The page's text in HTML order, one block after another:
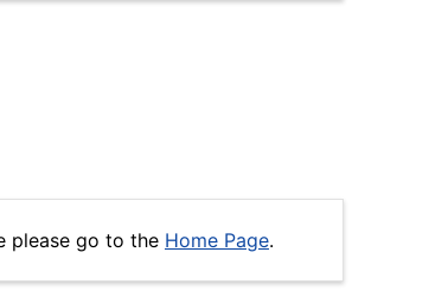
please go to the Home Page.